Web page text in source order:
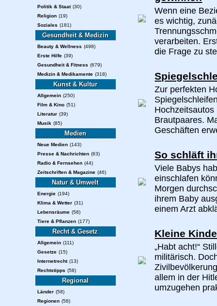
Politik & Staat (30)
Religion (19)
Soziales (181)
Gesundheit & Medizin
Beauty & Wellness (498)
Erste Hilfe (39)
Gesundheit & Fitness (679)
Medizin & Medikamente (318)
Kunst & Kultur
Allgemein (250)
Film & Kino (51)
Literatur (39)
Musik (85)
Medien
Neue Medien (143)
Presse & Nachrichten (63)
Radio & Fernsehen (44)
Zeitschriften & Magazine (46)
Natur & Umwelt
Energie (194)
Klima & Wetter (31)
Lebensräume (58)
Tiere & Pflanzen (177)
Recht & Gesetz
Allgemein (111)
Gesetze (15)
Internetrecht (13)
Rechtstipps (58)
Regional
Länder (58)
Regionen (58)
Wenn eine
es wichtig,
verarbeiten.
die Frage zu
Zur perfekten
Brautpaares.
Geschäften
So schläft
Viele Babys
einschlafen
Morgen
ihrem Baby
einem Arzt
Kleine
„Habt acht!“
militärisch.
allem in der
umzugehen